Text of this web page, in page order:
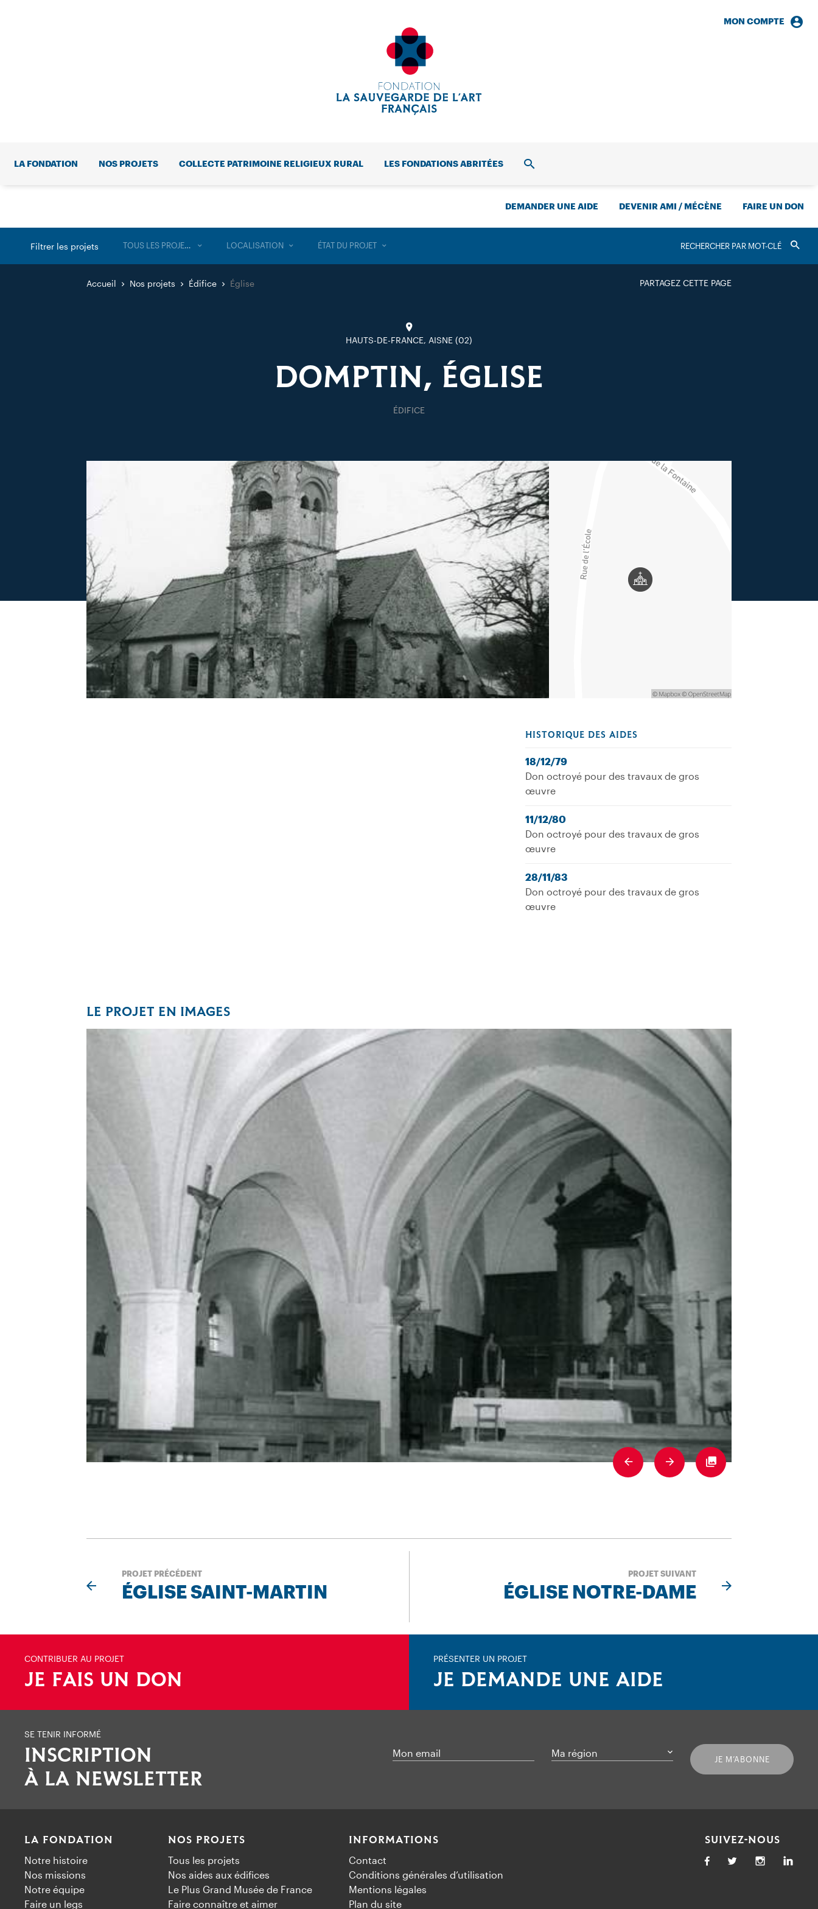
MON COMPTE
LA FONDATION NOS PROJETS COLLECTE PATRIMOINE RELIGIEUX RURAL LES FONDATIONS ABRITÉES RECHERCHE
DEMANDER UNE AIDE DEVENIR AMI / MÉCÈNE FAIRE UN DON
Filtrer les projets
Valider
TOUS LES PROJETS LOCALISATION ÉTAT DU PROJET
PARTAGEZ CETTE PAGE
Accueil Nos projets Édifice Église
HAUTS-DE-FRANCE, AISNE (02)
DOMPTIN, ÉGLISE
ÉDIFICE
HISTORIQUE DES AIDES
18/12/79
Don octroyé pour des travaux de gros
œuvre
11/12/80
Don octroyé pour des travaux de gros
œuvre
28/11/83
Don octroyé pour des travaux de gros
œuvre
LE PROJET EN IMAGES
PreviousNext Fullscreen
PROJET PRÉCÉDENT
ÉGLISE SAINT-MARTIN
PROJET SUIVANT
ÉGLISE NOTRE-DAME
CONTRIBUER AU PROJET
JE FAIS UN DON
PRÉSENTER UN PROJET
JE DEMANDE UNE AIDE
SE TENIR INFORMÉ
INSCRIPTION
À LA NEWSLETTER
Mon email Ma région
JE M’ABONNE
LA FONDATION
Notre histoire
Nos missions
Notre équipe
Faire un legs
NOS PROJETS
Tous les projets
Nos aides aux édifices
Le Plus Grand Musée de France
Faire connaître et aimer
INFORMATIONS
Contact
Conditions générales d’utilisation
Mentions légales
Plan du site
SUIVEZ-NOUS
Facebook
Twitter